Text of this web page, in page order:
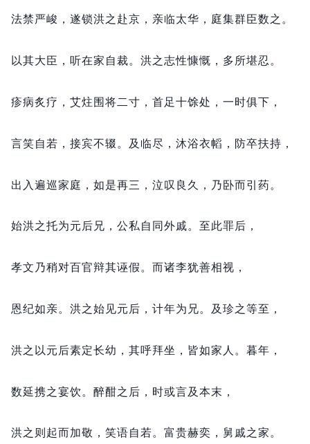
法禁严峻， 遂锁洪之赴京， 亲临太华， 庭集群臣数之。
以其大臣， 听在家自裁。 洪之志性慷慨， 多所堪忍。
疹病炙疗， 艾炷围将二寸， 首足十馀处， 一时俱下，
言笑自若， 接宾不辍。 及临尽， 沐浴衣幍， 防卒扶持，
出入遍巡家庭， 如是再三， 泣叹良久， 乃卧而引药。
始洪之托为元后兄， 公私自同外戚。 至此罪后，
孝文乃稍对百官辩其诬假。 而诸李犹善相视，
恩纪如亲。 洪之始见元后， 计年为兄。 及珍之等至，
洪之以元后素定长幼， 其呼拜坐， 皆如家人。 暮年，
数延携之宴饮。 醉酣之后， 时或言及本末，
洪之则起而加敬， 笑语自若。 富贵赫奕， 舅戚之家。